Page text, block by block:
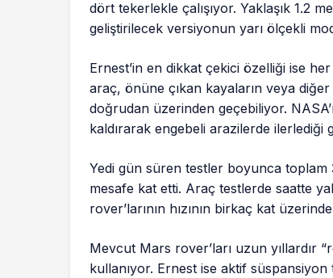
dört tekerlekle çalışıyor. Yaklaşık 1.2
geliştirilecek versiyonun yarı ölçekli
Ernest’in en dikkat çekici özelliği ise
araç, önüne çıkan kayaların veya
doğrudan üzerinden geçebiliyor.
kaldırarak engebeli arazilerde ilerlediği
Yedi gün süren testler boyunca toplam
mesafe kat etti. Araç testlerde saatte
rover’larının hızının birkaç kat
Mevcut Mars rover’ları uzun yıllardır
kullanıyor. Ernest ise aktif